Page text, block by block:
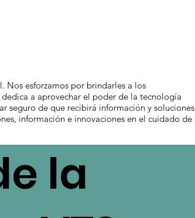
Nos esforzamos por brindarles a los
a aprovechar el poder de la tecnología
seguro de que recibirá información y soluciones
información e innovaciones en el cuidado de
la